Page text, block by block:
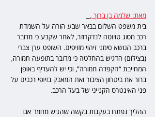
מאת: שלמה בן ברוך ,
בית משפט השלום בבאר שבע הורה על השמדת
רכב מסוג טויוטה לנדקרוזר, לאחר שקבע כי מדובר
ברכב הנושא סימני זיהוי מזויפים. השופט ערן צברי
(בצילום) הדגיש בהחלטה כי מדובר בתופעה חמורה,
המחייבת “הקפדה חמורה”, וכי יש להעדיף באופן
ברור את ביטחון הציבור ואת המאבק בזיופי רכבים על
פני האינטרס הקנייני של בעל הרכב.
ההליך נפתח בעקבות בקשה שהגיש מחמד אבו